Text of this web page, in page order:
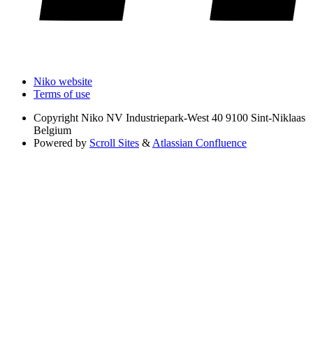
Niko website
Terms of use
Copyright Niko NV Industriepark-West 40 9100 Sint-Niklaas
Belgium
Powered by Scroll Sites &Atlassian Confluence